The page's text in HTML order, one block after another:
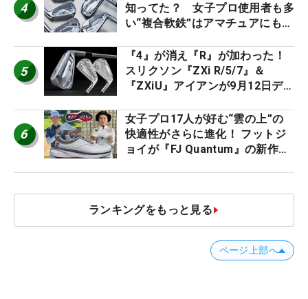
4
知ってた？ 女子プロ使用者も多
い“複合軟鉄”はアマチュアにもオ
5
『4』が消え『R』が加わった！
スリクソン『ZXi R/5/7』＆
『ZXiU』アイアンが9月12日デ
6
女子プロ17人が好む“雲の上”の
快適性がさらに進化！ フットジ
ョイが『FJ Quantum』の新作を
ランキングをもっと見る
ページ上部へ